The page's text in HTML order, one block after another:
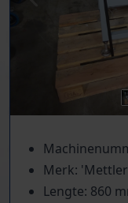
Merk:
Lengte: 860